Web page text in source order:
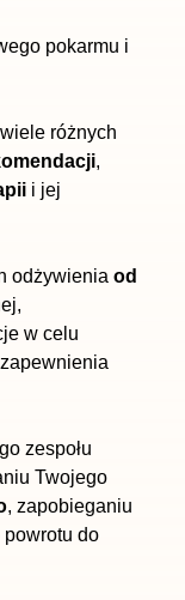
pokarmu i
różnych
,
i jej
odżywienia od
w celu
zespołu
Twojego
, zapobieganiu
do